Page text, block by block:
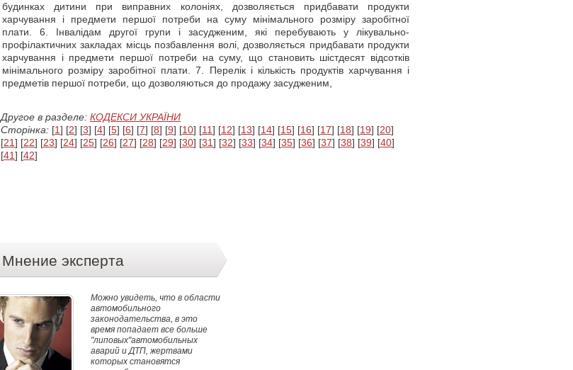
будинках дитини при виправних колоніях, дозволяється придбавати продукти
харчування і предмети першої потреби на суму мінімального розміру заробітної
плати. 6. Інвалідам другої групи і засудженим, які перебувають у лікувально-
профілактичних закладах місць позбавлення волі, дозволяється придбавати продукти
харчування і предмети першої потреби на суму, що становить шістдесят відсотків
мінімального розміру заробітної плати. 7. Перелік і кількість продуктів харчування і
предметів першої потреби, що дозволяються до продажу засудженим,
Другое в разделе: КОДЕКСИ УКРАЇНИ
Сторінка: [1] [2] [3] [4] [5] [6] [7] [8] [9] [10] [11] [12] [13] [14] [15] [16] [17] [18] [19] [20]
[21] [22] [23] [24] [25] [26] [27] [28] [29] [30] [31] [32] [33] [34] [35] [36] [37] [38] [39] [40]
[41] [42]
Мнение эксперта
Можно увидеть, что в области
автомобильного
законодательства, в это
время попадает все больше
"липовых"автомобильных
аварий и ДТП, жертвами
которых становятся